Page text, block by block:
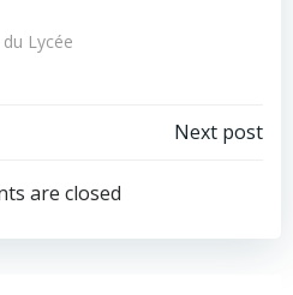
Lycée
Navigation
de
l’article
Next post
are closed